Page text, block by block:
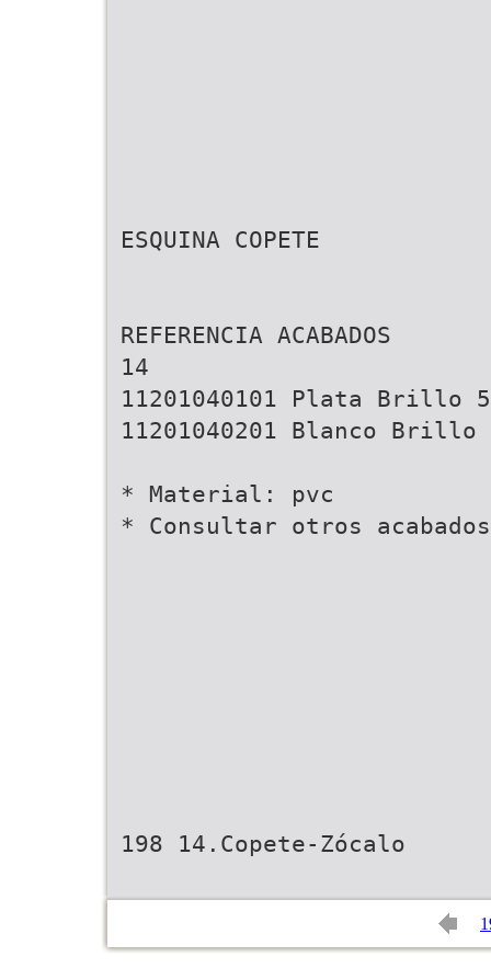
ESQUINA COPETE
REFERENCIA ACABADOS
14
11201040101 Plata Brillo
11201040201 Blanco Brillo
* Material: pvc
* Consultar otros acabados
198 14.Copete-Zócalo